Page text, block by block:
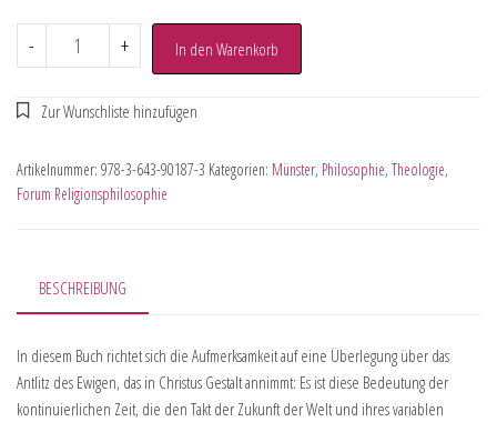
- + In den Warenkorb
Artikelnummer: 978-3-643-90187-3 Kategorien: Münster, Philosophie, Theologie,
Forum Religionsphilosophie
BESCHREIBUNG
In diesem Buch richtet sich die Aufmerksamkeit auf eine Überlegung über das
Antlitz des Ewigen, das in Christus Gestalt annimmt: Es ist diese Bedeutung der
kontinuierlichen Zeit, die den Takt der Zukunft der Welt und ihres variablen